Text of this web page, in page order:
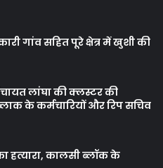
गांव सहित पूरे क्षेत्र में खुशी की
लांघा की क्लस्टर की
के कर्मचारियों और रिप सचिव
हत्यारा, कालसी ब्लॉक के